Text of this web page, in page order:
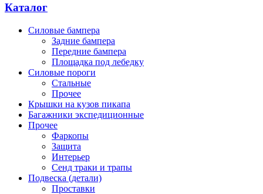
Каталог
Силовые бампера
Задние бампера
Передние бампера
Площадка под лебедку
Силовые пороги
Стальные
Прочее
Крышки на кузов пикапа
Багажники экспедиционные
Прочее
Фаркопы
Защита
Интерьер
Сенд траки и трапы
Подвеска (детали)
Проставки